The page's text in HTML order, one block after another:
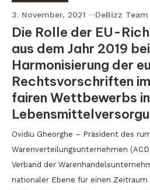
3. November, 2021 DeBizz Team
Die Rolle der EU-
aus dem Jahr 2019
Harmonisierung der
Rechtsvorschriften
fairen Wettbewerbs
Ovidiu Gheorghe – Präsident des
Warenverteilungsunternehmen
Verband der
nationaler Ebene für einen Zeitraum